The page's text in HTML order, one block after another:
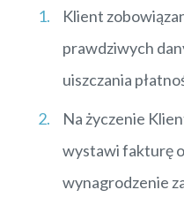
Klient
prawdziwych
uiszczania
Na życzenie
wystawi fakturę
wynagrodzenie